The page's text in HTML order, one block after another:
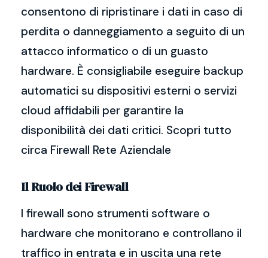
consentono di ripristinare i dati in caso di
perdita o danneggiamento a seguito di un
attacco informatico o di un guasto
hardware. È consigliabile eseguire backup
automatici su dispositivi esterni o servizi
cloud affidabili per garantire la
disponibilità dei dati critici. Scopri tutto
circa Firewall Rete Aziendale
Il Ruolo dei Firewall
I firewall sono strumenti software o
hardware che monitorano e controllano il
traffico in entrata e in uscita una rete